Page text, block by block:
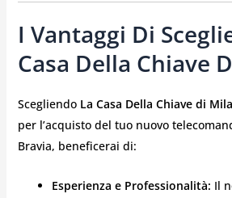
I Vantaggi Di
Casa Della Chiave
Scegliendo La Casa Della Chiave di
per l’acquisto del tuo nuovo
Bravia, beneficerai di:
Esperienza e Professionalità: Il